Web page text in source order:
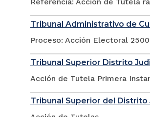
Tribunal Administrativo de
Proceso: Acción Electoral
Tribunal Superior Distrito
Acción de Tutela Primera
Tribunal Superior del Distrito